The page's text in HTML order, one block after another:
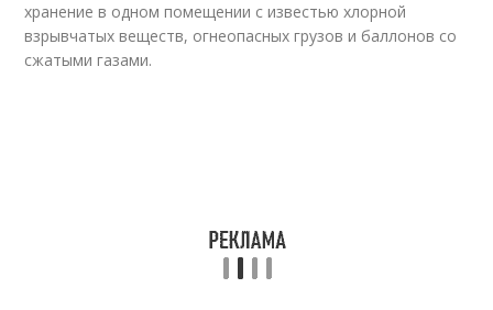
хранение в одном помещении с известью хлорной
взрывчатых веществ, огнеопасных грузов и баллонов со
сжатыми газами.